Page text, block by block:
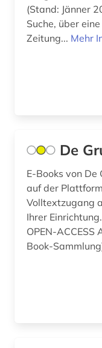
segeln (1)
soziologie (1)
spiel (1)
sportler (1)
(Stand: Jänner
Suche, über
Zeitung... Mehr
De
E-Books von
auf der
Volltextzugang
Ihrer
OPEN-ACCESS
Book-